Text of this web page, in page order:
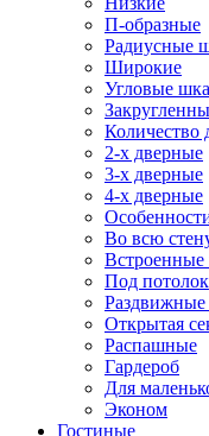
П-образные
Радиусные
Широкие
Угловые
Количество
2-х дверные
3-х дверные
4-х дверные
Во всю
Под потолок
Открытая
Распашные
Гардероб
Для
Эконом
Гостиные